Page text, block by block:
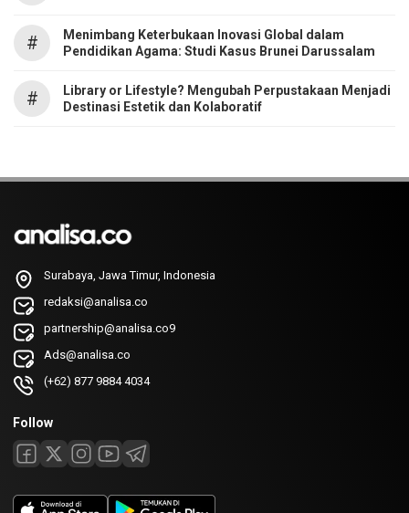
#
Menimbang Keterbukaan Inovasi Global dalam
Pendidikan Agama: Studi Kasus Brunei Darussalam
#
Library or Lifestyle? Mengubah Perpustakaan Menjadi
Destinasi Estetik dan Kolaboratif
Surabaya, Jawa Timur, Indonesia
redaksi@analisa.co
partnership@analisa.co9
Ads@analisa.co
(+62) 877 9884 4034
Follow